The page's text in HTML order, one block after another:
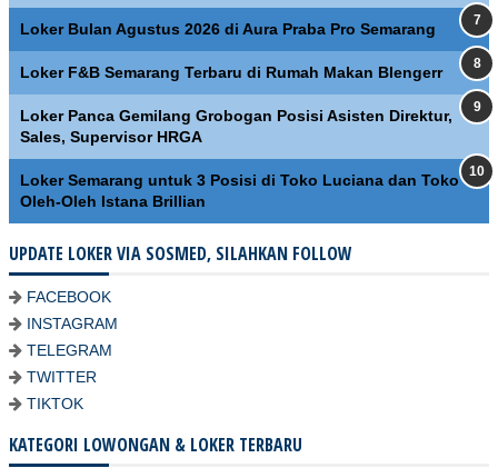
Loker Bulan Agustus 2026 di Aura Praba Pro Semarang
Loker F&B Semarang Terbaru di Rumah Makan Blengerr
Loker Panca Gemilang Grobogan Posisi Asisten Direktur,
Sales, Supervisor HRGA
Loker Semarang untuk 3 Posisi di Toko Luciana dan Toko
Oleh-Oleh Istana Brillian
UPDATE LOKER VIA SOSMED, SILAHKAN FOLLOW
FACEBOOK
INSTAGRAM
TELEGRAM
TWITTER
TIKTOK
KATEGORI LOWONGAN & LOKER TERBARU